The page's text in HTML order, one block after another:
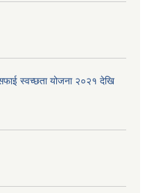
स्वच्छता योजना २०२१ देखि